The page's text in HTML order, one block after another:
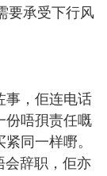
要承受下行风
事，佢连电话
份唔孭责任嘅
同一样嘢。
会辞职，佢亦